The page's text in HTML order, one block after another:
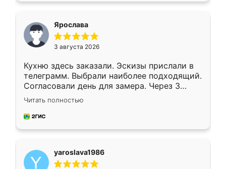
Ярослава
3 августа 2026
Кухню здесь заказали. Эскизы прислали в
телеграмм. Выбрали наиболее подходящий.
Согласовали день для замера. Через 3
недели кухня была уже готова. Остались
довольны работой. Спасибо Ренессанс
мебель за качественную работу!
Читать полностью
yaroslava1986